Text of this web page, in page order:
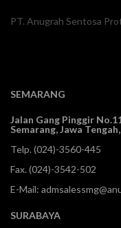
PT. Anugrah Sentosa
SEMARANG
Jalan Gang Pinggir
Semarang, Jawa
Telp. (024)-3560-445
Fax. (024)-3542-502
E-Mail:
SURABAYA